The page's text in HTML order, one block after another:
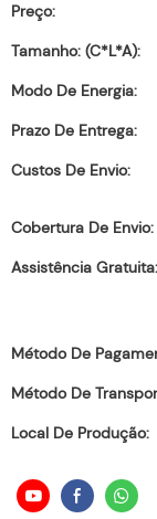
Preço:
Tamanho: (C*L*A):
Modo De Energia:
Prazo De Entrega:
Custos De Envio:
Cobertura De Envio:
Assistência Gratuita:
Método De
Método De
Local De Produção: